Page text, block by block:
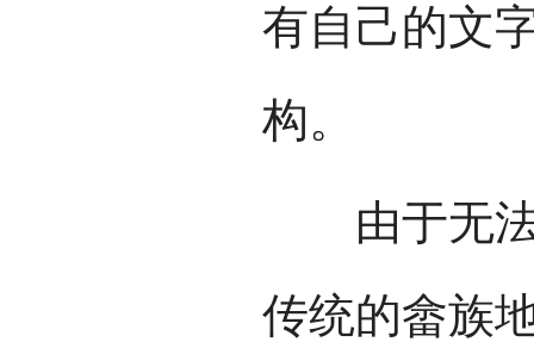
有自己的文
构。
由于无法
传统的畲族